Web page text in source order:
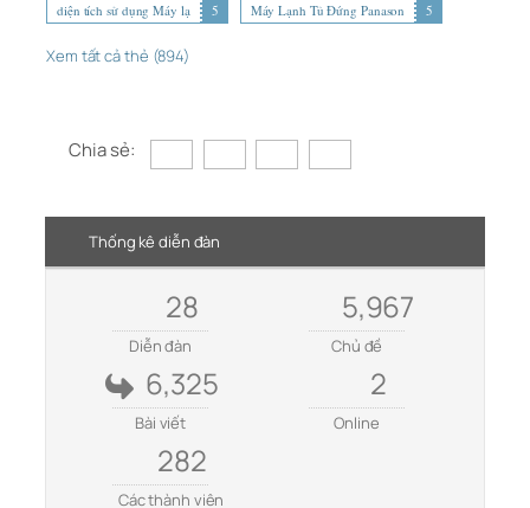
diện tích sử dụng Máy lạ
5 Máy Lạnh Tủ Đứng Panason 5
Xem tất cả thẻ (894)
Chia sẻ:
Thống kê diễn đàn
28
Diễn đàn
5,967
Chủ đề
6,325
Bài viết
2
Online
282
Các thành viên